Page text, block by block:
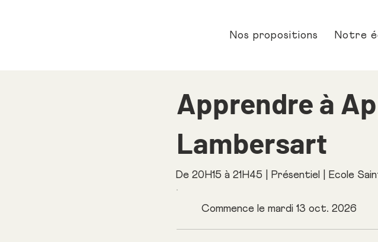
Apprendre à
Lambersart
De 20H15 à 21H45 | Présentiel | Ecole
Commence le mardi 13 oct. 2026
Nos propositions Notre